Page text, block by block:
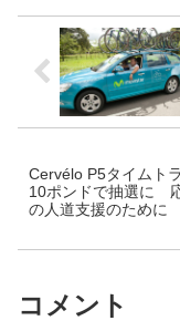
Cervélo P5タイムト
10ポンドで抽選に
の人道支援のために
コメント